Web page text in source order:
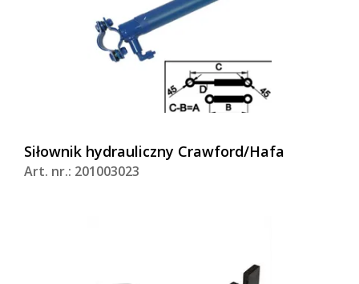
Siłownik hydrauliczny Crawford/Hafa
Art. nr.: 201003023